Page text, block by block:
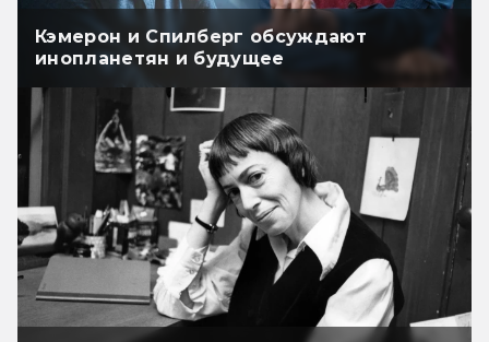
Кэмерон и Спилберг обсуждают
инопланетян и будущее